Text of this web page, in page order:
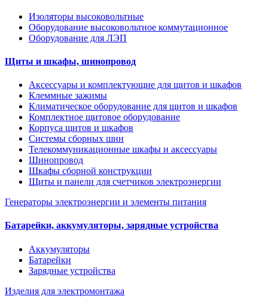
Изоляторы высоковольтные
Оборудование высоковольтное коммутационное
Оборудование для ЛЭП
Щиты и шкафы, шинопровод
Аксессуары и комплектующие для щитов и шкафов
Клеммные зажимы
Климатическое оборудование для щитов и шкафов
Комплектное щитовое оборудование
Корпуса щитов и шкафов
Системы сборных шин
Телекоммуникационные шкафы и аксессуары
Шинопровод
Шкафы сборной конструкции
Щиты и панели для счетчиков электроэнергии
Генераторы электроэнергии и элементы питания
Батарейки, аккумуляторы, зарядные устройства
Аккумуляторы
Батарейки
Зарядные устройства
Изделия для электромонтажа